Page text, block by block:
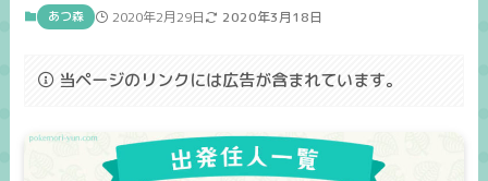
あつ森 2020年2月29日 2020年3月18日
当ページのリンクには広告が含まれています。